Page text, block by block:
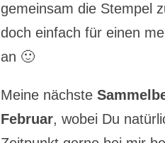
gemeinsam die Stempel
doch einfach für einen
an 🙂
Meine nächste
Februar, wobei Du